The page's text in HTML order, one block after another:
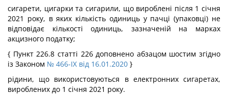
сигарети, цигарки та сигарили, що вироблені після 1 січня
2021 року, в яких кількість одиниць у пачці (упаковці) не
відповідає кількості одиниць, зазначеній на марках
акцизного податку;
{ Пункт 226.8 статті 226 доповнено абзацом шостим згідно
із Законом № 466-IX від 16.01.2020 }
рідини, що використовуються в електронних сигаретах,
вироблених до 1 січня 2021 року.